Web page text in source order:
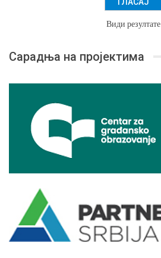
Види резултате
Сарадња на пројектима